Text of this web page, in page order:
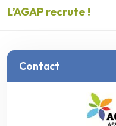
L’AGAP recrute !
Contact